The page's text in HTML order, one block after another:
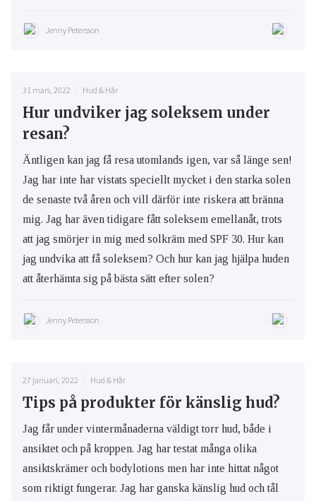
Jenny Petersson
31 mars, 2022 Hud & Hår
Hur undviker jag soleksem under
resan?
Äntligen kan jag få resa utomlands igen, var så länge sen!
Jag har inte har vistats speciellt mycket i den starka solen
de senaste två åren och vill därför inte riskera att bränna
mig. Jag har även tidigare fått soleksem emellanåt, trots
att jag smörjer in mig med solkräm med SPF 30. Hur kan
jag undvika att få soleksem? Och hur kan jag hjälpa huden
att återhämta sig på bästa sätt efter solen?
Jenny Petersson
27 januari, 2022 Hud & Hår
Tips på produkter för känslig hud?
Jag får under vintermånaderna väldigt torr hud, både i
ansiktet och på kroppen. Jag har testat många olika
ansiktskrämer och bodylotions men har inte hittat något
som riktigt fungerar. Jag har ganska känslig hud och tål